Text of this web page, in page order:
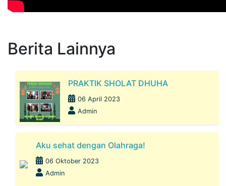
Berita Lainnya
PRAKTIK SHOLAT DHUHA
06 April 2023
Admin
Aku sehat dengan Olahraga!
06 Oktober 2023
Admin